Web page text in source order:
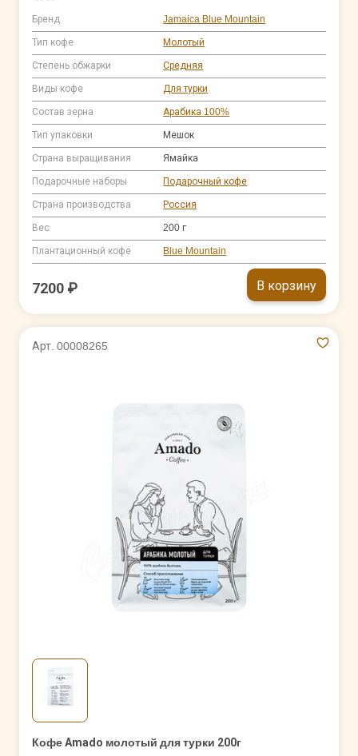
Бренд Jamaica Blue Mountain
Тип кофе Молотый
Степень обжарки Средняя
Виды кофе Для турки
Состав зерна Арабика 100%
Тип упаковки Мешок
Страна выращивания Ямайка
Подарочные наборы Подарочный кофе
Страна производства Россия
Вес 200 г
Плантационный кофе Blue Mountain
7200 ₽ В корзину
Арт. 00008265
Кофе Amado молотый для турки 200г